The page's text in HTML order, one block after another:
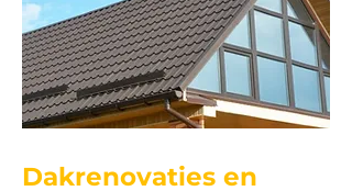
Dakrenovaties en